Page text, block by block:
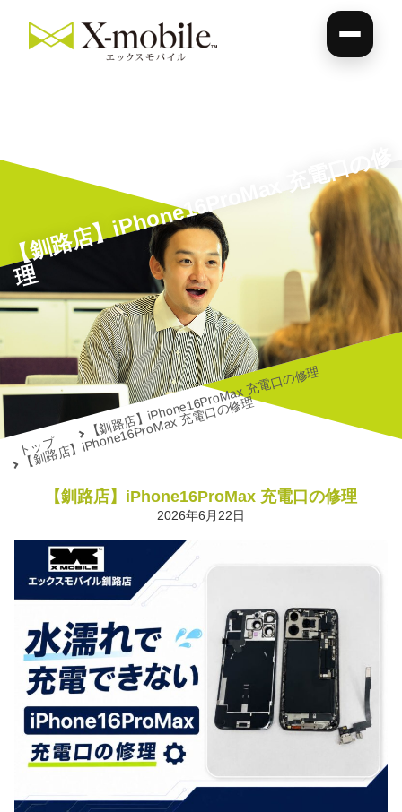
【
釧
路
店
】i
P
h
o
n
e
1
6
P
r
o
M
a
x
充
電
口
の
修
理
トップ
【釧路店】iPhone16ProMax 充電口の修理
【釧路店】iPhone16ProMax 充電口の修理
【釧路店】iPhone16ProMax 充電口の修理
2026年6月22日